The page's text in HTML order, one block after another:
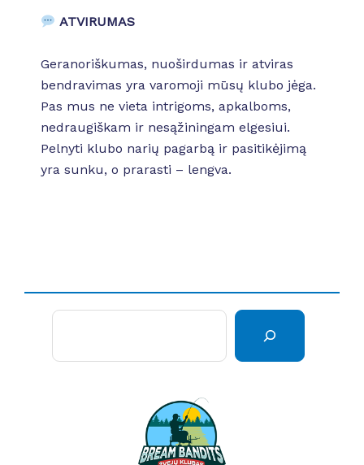
ATVIRUMAS
Geranoriškumas, nuoširdumas ir atviras
bendravimas yra varomoji mūsų klubo jėga.
Pas mus ne vieta intrigoms, apkalboms,
nedraugiškam ir nesąžiningam elgesiui.
Pelnyti klubo narių pagarbą ir pasitikėjimą
yra sunku, o prarasti – lengva.